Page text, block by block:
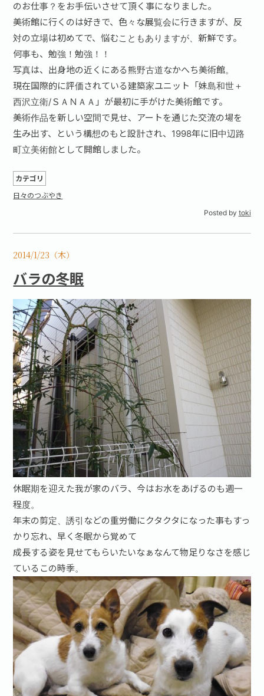
のお仕事？をお手伝いさせて頂く事になりました。
美術館に行くのは好きで、色々な展覧会に行きますが、反
対の立場は初めてで、悩むこともありますが、新鮮です。
何事も、勉強！勉強！！
写真は、出身地の近くにある熊野古道なかへち美術館。
現在国際的に評価されている建築家ユニット「妹島和世＋
西沢立衛/ＳＡＮＡＡ」が最初に手がけた美術館です。
美術作品を新しい空間で見せ、アートを通じた交流の場を
生み出す、という構想のもと設計され、1998年に旧中辺路
町立美術館として開館しました。
カテゴリ
日々のつぶやき
Posted by toki
2014/1/23（木）
バラの冬眠
休眠期を迎えた我が家のバラ、今はお水をあげるのも週一
程度。
年末の剪定、誘引などの重労働にクタクタになった事もすっ
かり忘れ、早く冬眠から覚めて
成長する姿を見せてもらいたいなぁなんて物足りなさを感じ
ているこの時季。